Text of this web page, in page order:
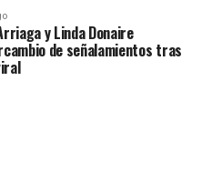
y Linda Donaire
de señalamientos tras